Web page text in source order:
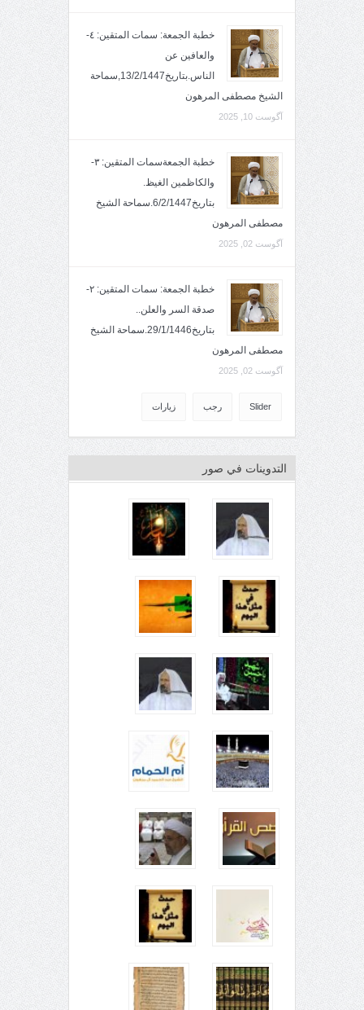
خطبة الجمعة: سمات المتقين: ٤-
والعافين عن
الناس.بتاريخ13/2/1447,سماحة
الشيخ مصطفى المرهون
آگوست 10, 2025
خطبة الجمعةسمات المتقين: ٣-
والكاظمين الغيظ.
بتاريخ6/2/1447.سماحة الشيخ
مصطفى المرهون
آگوست 02, 2025
خطبة الجمعة: سمات المتقين: ٢-
صدقة السر والعلن..
بتاريخ29/1/1446.سماحة الشيخ
مصطفى المرهون
آگوست 02, 2025
Slider رجب زيارات
التدوينات في صور